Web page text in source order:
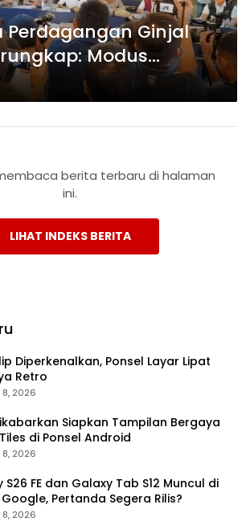
Perdagangan Ginjal
Modus
Harga Organ
Miliaran
berita terbaru di halaman
ini.
LIHAT INDEKS BERITA
Diperkenalkan, Ponsel Layar Lipat
Retro
2026
Siapkan Tampilan Bergaya
di Ponsel Android
2026
S26 FE dan Galaxy Tab S12 Muncul di
Pertanda Segera Rilis?
2026